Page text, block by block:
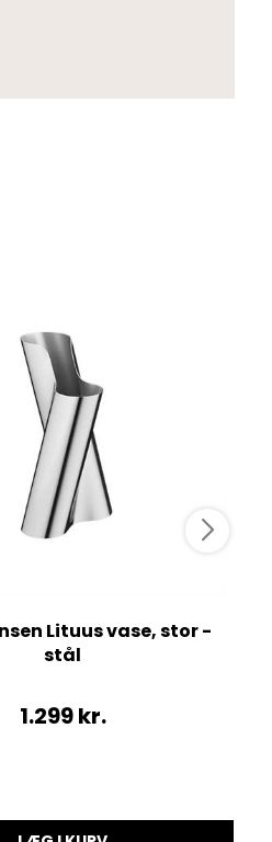
Lituus vase, stor -
stål
1.299kr.